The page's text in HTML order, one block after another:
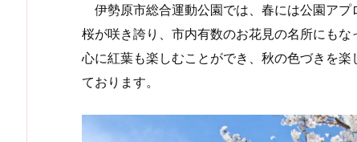
伊勢原市総合運動公園では、春には公園ア
桜が咲き誇り、市内有数のお花見の名所にも
心に紅葉も楽しむことができ、秋の色づきを
ております。